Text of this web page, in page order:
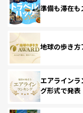
準備も滞在
地球の歩き
エアライン
グ形式で発表